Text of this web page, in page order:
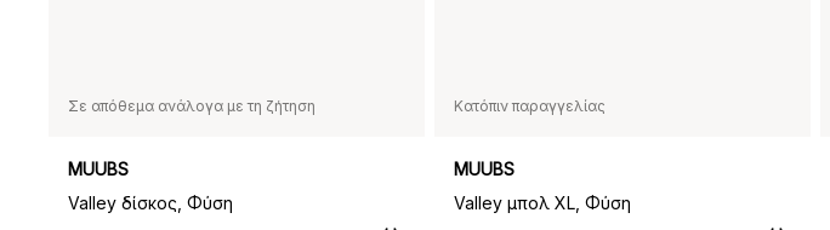
Σε απόθεμα ανάλογα με τη ζήτηση
MUUBS
Valley δίσκος, Φύση
Κατόπιν παραγγελίας
MUUBS
Valley μπολ XL, Φύση